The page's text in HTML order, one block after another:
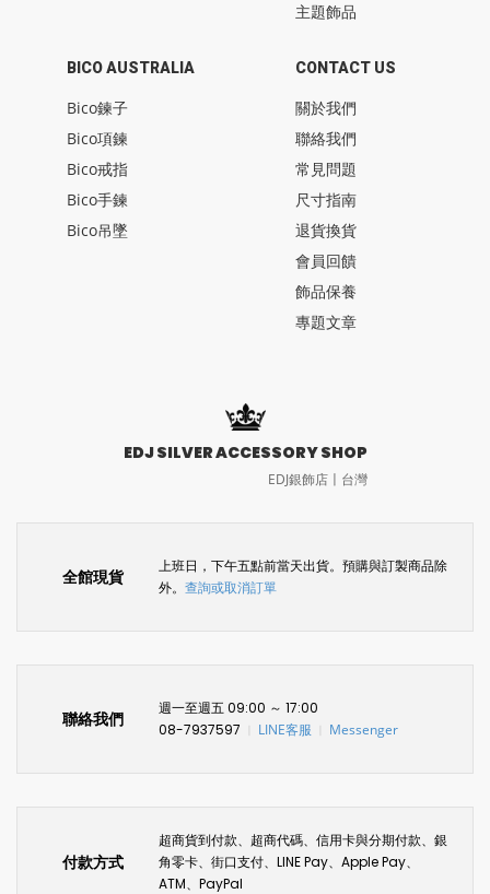
BICO AUSTRALIA
Bico鍊子
Bico項鍊
Bico戒指
Bico手鍊
Bico吊墜
主題飾品
CONTACT US
關於我們
聯絡我們
常見問題
尺寸指南
退貨換貨
會員回饋
飾品保養
專題文章
EDJ SILVER ACCESSORY SHOP
EDJ銀飾店〡台灣
全館現貨
上班日，下午五點前當天出貨。預購與訂製商品除
外。 查詢或取消訂單
聯絡我們
週一至週五 09:00 ～ 17:00
08-7937597
LINE客服 Messenger
付款方式
超商貨到付款、超商代碼、信用卡與分期付款、銀
角零卡、街口支付、LINE Pay、Apple Pay、
ATM、PayPal